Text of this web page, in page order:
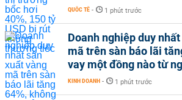
QUỐC TẾ - 1 phút trước
Doanh nghiệp duy
mã trên sàn báo lãi
vay một đồng nào từ
KINH DOANH - 1 phút trước